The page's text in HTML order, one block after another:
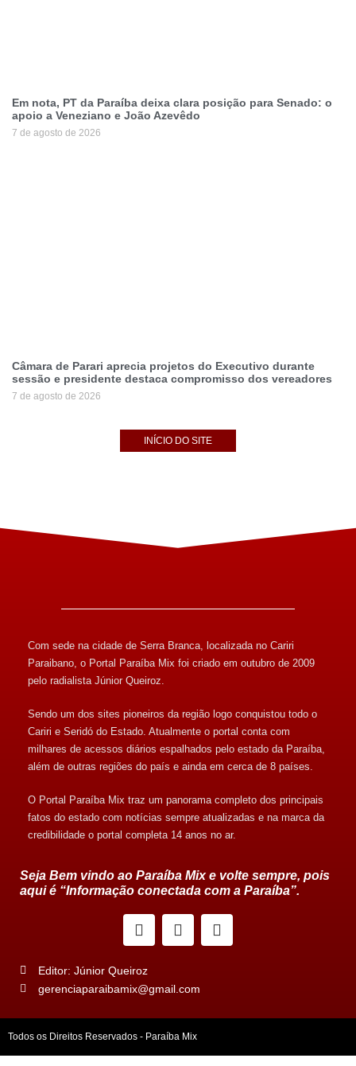
Em nota, PT da Paraíba deixa clara posição para Senado: o
apoio a Veneziano e João Azevêdo
7 de agosto de 2026
Câmara de Parari aprecia projetos do Executivo durante
sessão e presidente destaca compromisso dos vereadores
7 de agosto de 2026
INÍCIO DO SITE
Com sede na cidade de Serra Branca, localizada no Cariri
Paraibano, o Portal Paraíba Mix foi criado em outubro de 2009
pelo radialista Júnior Queiroz.
Sendo um dos sites pioneiros da região logo conquistou todo o
Cariri e Seridó do Estado. Atualmente o portal conta com
milhares de acessos diários espalhados pelo estado da Paraíba,
além de outras regiões do país e ainda em cerca de 8 países.
O Portal Paraíba Mix traz um panorama completo dos principais
fatos do estado com notícias sempre atualizadas e na marca da
credibilidade o portal completa 14 anos no ar.
Seja Bem vindo ao Paraíba Mix e volte sempre, pois
aqui é “Informação conectada com a Paraíba”.
Editor: Júnior Queiroz
gerenciaparaibamix@gmail.com
Todos os Direitos Reservados - Paraíba Mix